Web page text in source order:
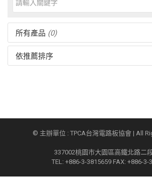
所有產品 (0)
依推薦排序
© 主辦單位 : TPCA台灣電路板協會 | All
337002桃園市大園區高鐵北路二
TEL: +886-3-3815659 FAX: +886-3-